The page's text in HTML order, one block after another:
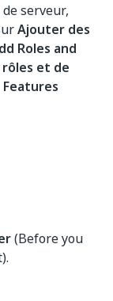
serveur,
Ajouter des
Roles and
et de
(Before you